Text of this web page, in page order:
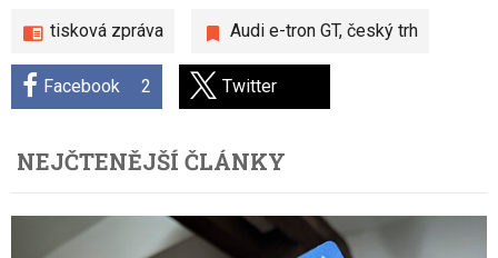
tisková zpráva Audi e-tron GT, český trh
Facebook 2 Twitter
NEJČTENĚJŠÍ ČLÁNKY